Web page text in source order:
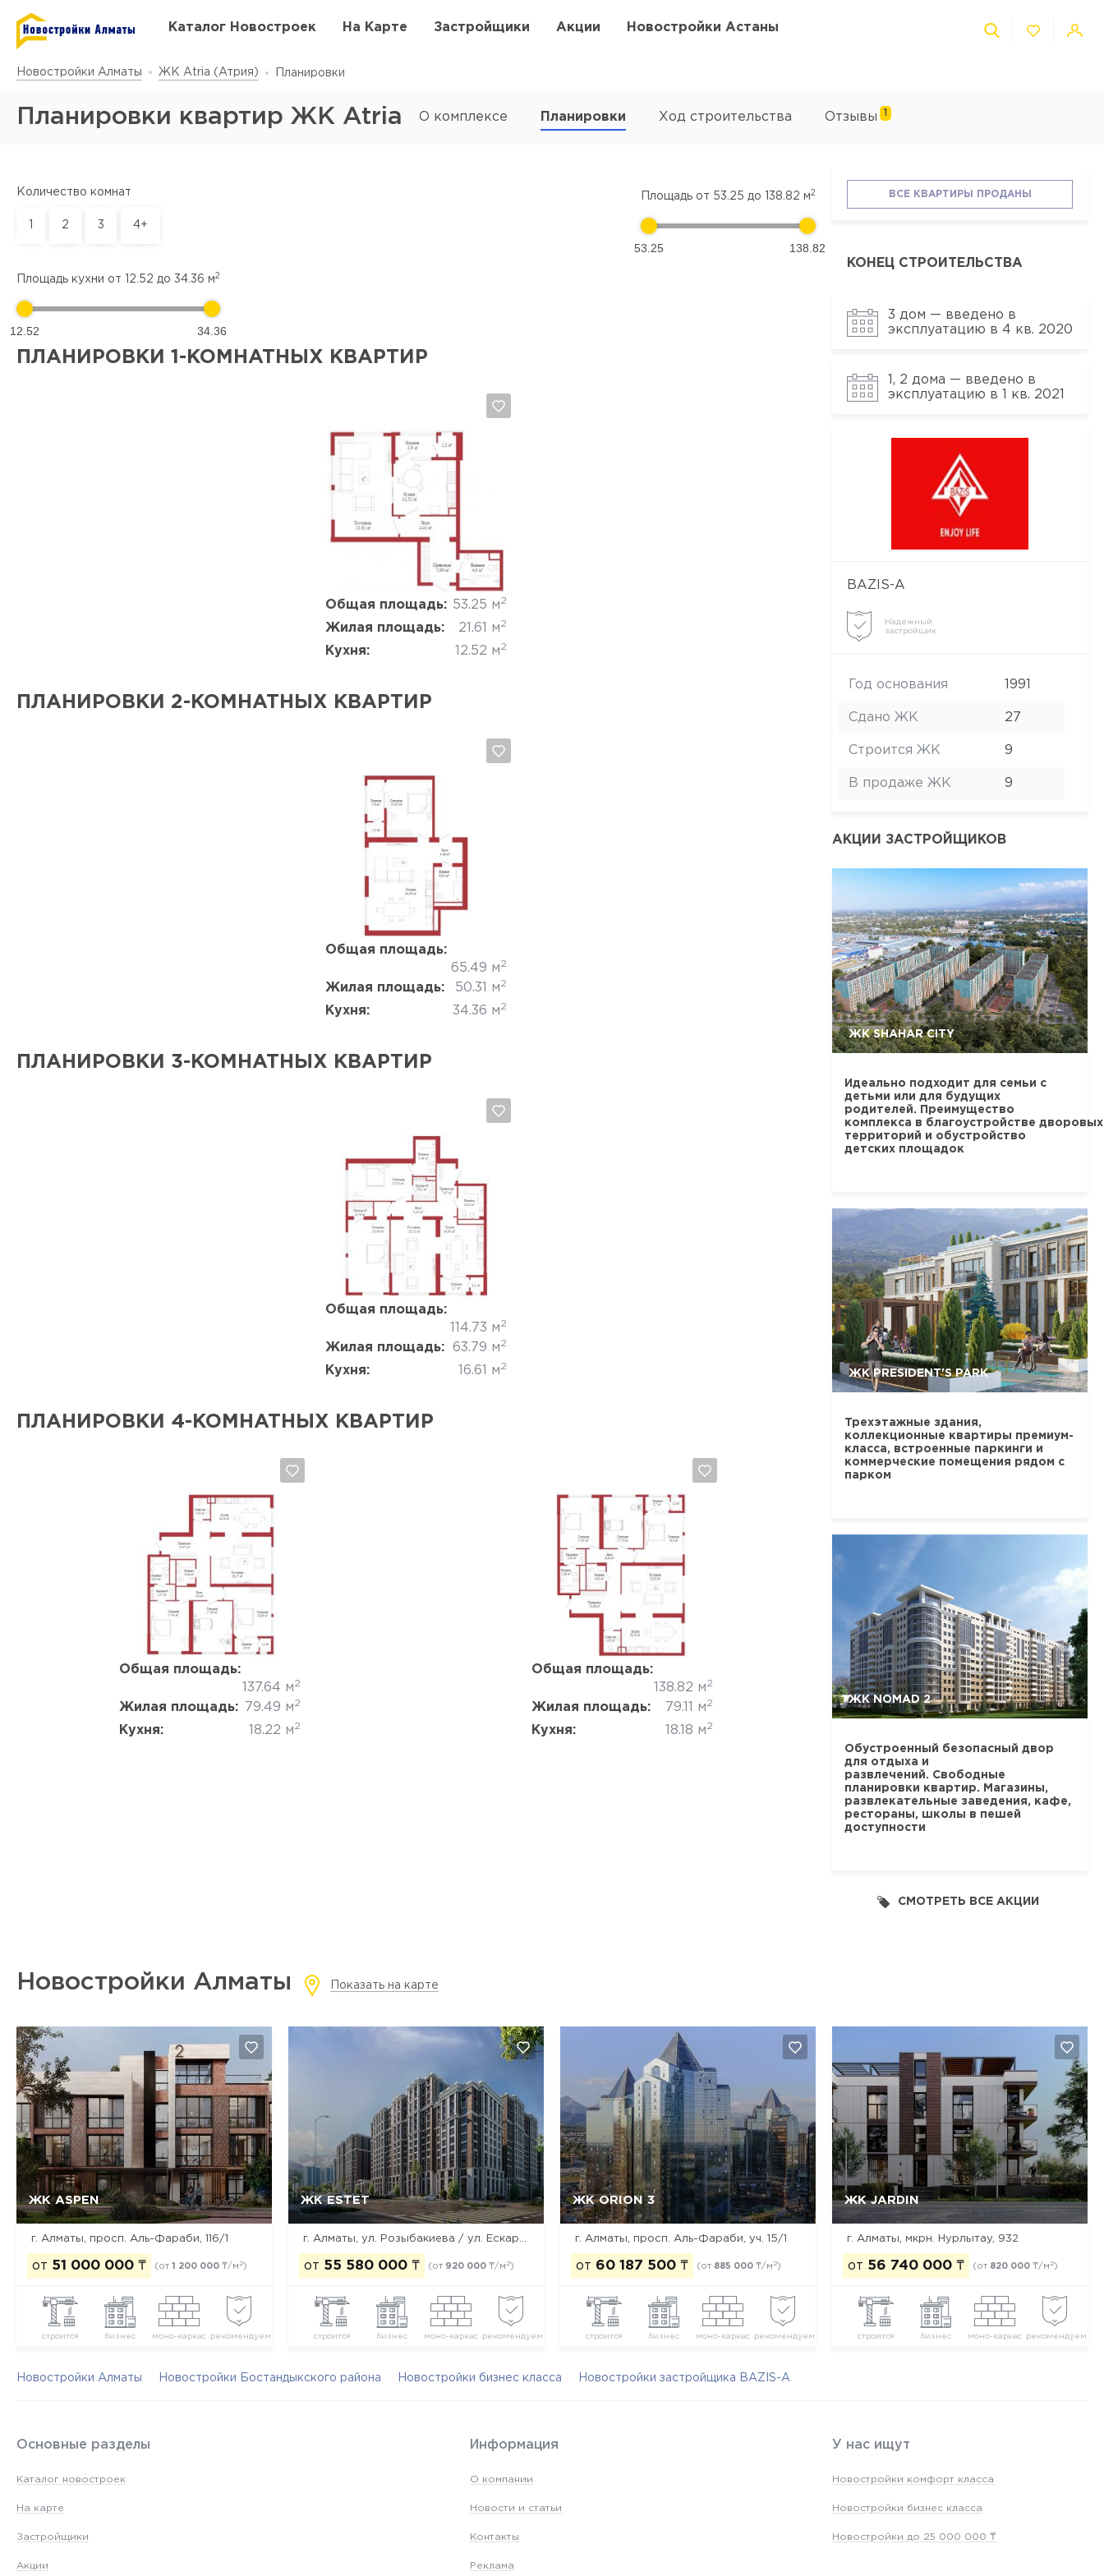
Каталог Новостроек На Карте Застройщики Акции Новостройки Астаны
Новостройки Алматы ЖК Atria (Атрия) Планировки
Планировки квартир ЖК Atria О комплексе Планировки Ход строительства Отзывы 1
Количество комнат
2 3 4+
Площадь от 53.25 до 138.82 м2
53.25 138.82
Площадь кухни от 12.52 до 34.36 м2
12.52 34.36
ПЛАНИРОВКИ 1-КОМНАТНЫХ КВАРТИР
Общая площадь: 53.25 м2
Жилая площадь: 21.61 м2
Кухня: 12.52 м2
Да, удалить Отмена
ПЛАНИРОВКИ 2-КОМНАТНЫХ КВАРТИР
Общая площадь:
65.49 м2
Жилая площадь: 50.31 м2
Кухня: 34.36 м2
Да, удалить
ПЛАНИРОВКИ 3-КОМНАТНЫХ КВАРТИР
Общая площадь:
114.73 м2
Жилая площадь: 63.79 м2
Кухня: 16.61 м2
Да, удалить Отмена
ПЛАНИРОВКИ 4-КОМНАТНЫХ КВАРТИР
Общая площадь:
137.64 м2
Жилая площадь: 79.49 м2
Кухня: 18.22 м2
Да, удалить
Общая площадь:
138.82 м2
Жилая площадь: 79.11 м2
Кухня: 18.18 м2
Да, удалить Отмена
ВСЕ КВАРТИРЫ ПРОДАНЫ
КОНЕЦ СТРОИТЕЛЬСТВА
3 дом — введено в
эксплуатацию в 4 кв. 2020
1, 2 дома — введено в
эксплуатацию в 1 кв. 2021
BAZIS-А
Надежный
застройщик
Год основания 1991
Сдано ЖК 27
Строится ЖК 9
В продаже ЖК 9
АКЦИИ ЗАСТРОЙЩИКОВ
ЖК SHAHAR CITY
Идеально подходит для семьи с
детьми или для будущих
родителей. Преимущество
комплекса в благоустройстве дворовых
территорий и обустройство
детских площадок
ЖК PRESIDENT'S PARK
Трехэтажные здания,
коллекционные квартиры премиум-
класса, встроенные паркинги и
коммерческие помещения рядом с
парком
ЖК NOMAD 2
Обустроенный безопасный двор
для отдыха и
развлечений. Свободные
планировки квартир. Магазины,
развлекательные заведения, кафе,
рестораны, школы в пешей
доступности
СМОТРЕТЬ ВСЕ АКЦИИ
Новостройки Алматы Показать на карте
ЖК ASPEN
г. Алматы, просп. Аль-Фараби, 116/1
от 51 000 000 ₸ (от 1 200 000 ₸/м 2)
строится бизнес моно-каркас рекомендуем
Да, удалить Отмена ЖК ESTET
г. Алматы, ул. Розыбакиева / ул. Ескараева / ул. Тажибаевой
от 55 580 000 ₸ (от 920 000 ₸/м 2)
строится бизнес моно-каркас рекомендуем
Да, удалить Отмена ЖК ORION 3
г. Алматы, просп. Аль-Фараби, уч. 15/1
от 60 187 500 ₸ (от 885 000 ₸/м 2)
строится бизнес моно-каркас рекомендуем
Да, удалить Отмена ЖК JARDIN
г. Алматы, мкрн. Нурлытау, 932
от 56 740 000 ₸ (от 820 000 ₸/м 2)
строится бизнес моно-каркас рекомендуем
Да, удалить Отмена
Новостройки Алматы Новостройки Бостандыкского района Новостройки бизнес класса Новостройки застройщика BAZIS-А
Основные разделы
Каталог новостроек
На карте
Застройщики
Акции
Информация
О компании
Новости и статьи
Контакты
Реклама
У нас ищут
Новостройки комфорт класса
Новостройки бизнес класса
Новостройки до 25 000 000 ₸